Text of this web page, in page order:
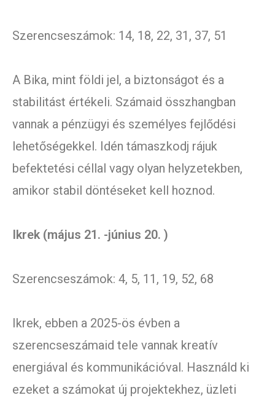
Szerencseszámok: 14, 18, 22, 31, 37, 51
A Bika, mint földi jel, a biztonságot és a
stabilitást értékeli. Számaid összhangban
vannak a pénzügyi és személyes fejlődési
lehetőségekkel. Idén támaszkodj rájuk
befektetési céllal vagy olyan helyzetekben,
amikor stabil döntéseket kell hoznod.
Ikrek (május 21. -június 20. )
Szerencseszámok: 4, 5, 11, 19, 52, 68
Ikrek, ebben a 2025-ös évben a
szerencseszámaid tele vannak kreatív
energiával és kommunikációval. Használd ki
ezeket a számokat új projektekhez, üzleti